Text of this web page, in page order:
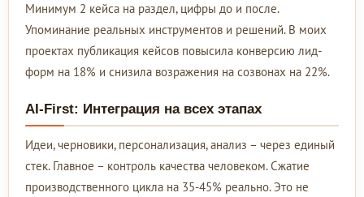
Минимум 2 кейса на раздел, цифры до и после.
Упоминание реальных инструментов и решений. В моих
проектах публикация кейсов повысила конверсию лид-
форм на 18% и снизила возражения на созвонах на 22%.
AI-First: Интеграция на всех этапах
Идеи, черновики, персонализация, анализ – через единый
стек. Главное – контроль качества человеком. Сжатие
производственного цикла на 35-45% реально. Это не